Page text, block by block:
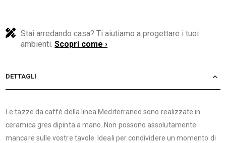
Stai arredando casa? Ti aiutiamo a progettare i tuoi
ambienti.Scopri come ›
DETTAGLI
Le tazze da caffè della linea Mediterraneo sono realizzate in
ceramica gres dipinta a mano. Non possono assolutamente
mancare sulle vostre tavole. Ideali per condividere un momento di